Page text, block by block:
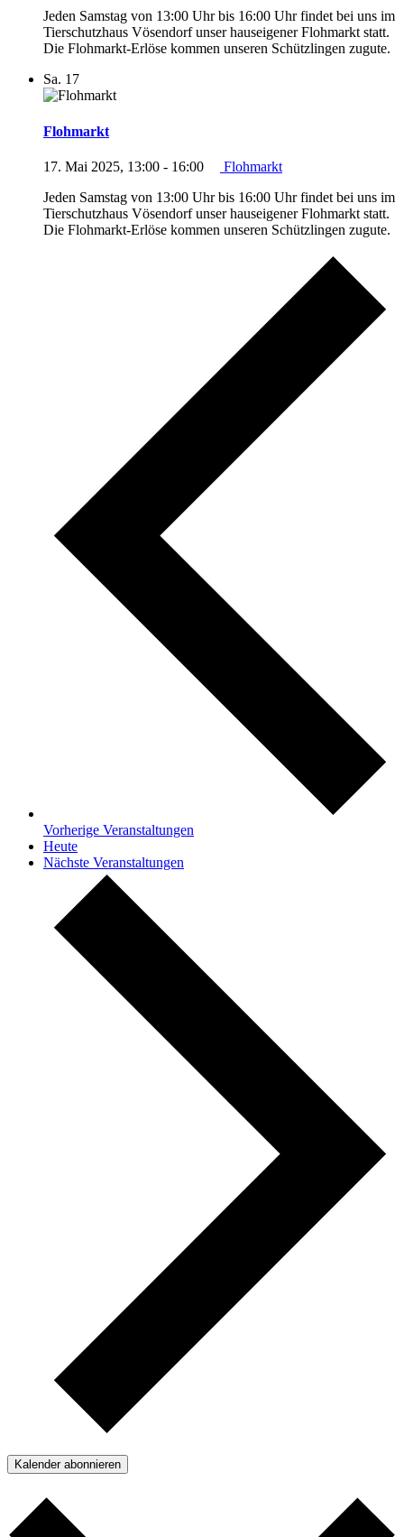
Jeden Samstag von 13:00 Uhr bis 16:00 Uhr findet bei uns im
Tierschutzhaus Vösendorf unser hauseigener Flohmarkt statt.
Die Flohmarkt-Erlöse kommen unseren Schützlingen zugute.
Sa. 17
Flohmarkt
17. Mai 2025, 13:00 - 16:00
Flohmarkt
Jeden Samstag von 13:00 Uhr bis 16:00 Uhr findet bei uns im
Tierschutzhaus Vösendorf unser hauseigener Flohmarkt statt.
Die Flohmarkt-Erlöse kommen unseren Schützlingen zugute.
Vorherige Veranstaltungen
Heute
Nächste Veranstaltungen
Kalender abonnieren